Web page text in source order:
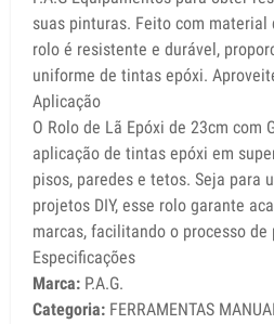
suas pinturas. Feito com material
rolo é resistente e durável,
uniforme de tintas epóxi.
Aplicação
O Rolo de Lã Epóxi de 23cm com
aplicação de tintas epóxi em
pisos, paredes e tetos. Seja para
projetos DIY, esse rolo garante
marcas, facilitando o processo de
Especificações
Marca: P.A.G.
Categoria: FERRAMENTAS